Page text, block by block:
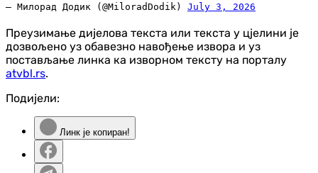
— Милорад Додик (@MiloradDodik) July 3, 2026
Преузимање дијелова текста или текста у цјелини је
дозвољено уз обавезно навођење извора и уз
постављање линка ка изворном тексту на порталу
atvbl.rs.
Подијели:
Линк је копиран!